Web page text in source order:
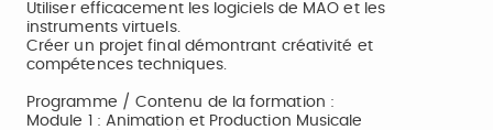
Utiliser efficacement les logiciels de MAO et les
instruments virtuels.
Créer un projet final démontrant créativité et
compétences techniques.
Programme / Contenu de la formation :
Module 1 : Animation et Production Musicale